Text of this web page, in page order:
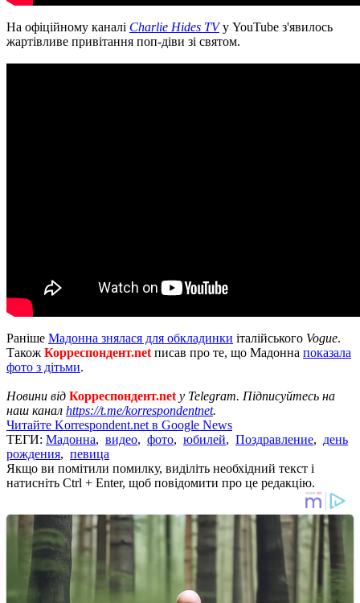
На офіційному каналі Charlie Hides TVу YouTube з'явилось
жартівливе привітання поп-діви зі святом.
Раніше Мадонна знялася для обкладинки італійського Vogue.
Також Корреспондент.net писав про те, що Мадонна показала
фото з дітьми.
Новини від Корреспондент.net у Telegram. Підписуйтесь на
наш канал https://t.me/korrespondentnet.
Читайте Korrespondent.net в Google News
ТЕГИ: Мадонна, видео, фото, юбилей, Поздравление, день
рождения, певица
Якщо ви помітили помилку, виділіть необхідний текст і
натисніть Ctrl + Enter, щоб повідомити про це редакцію.